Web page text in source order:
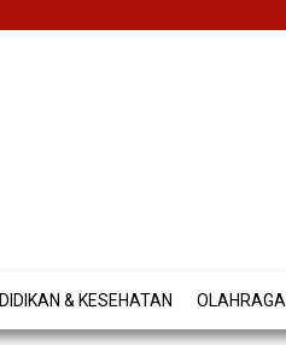
& KESEHATAN OLAHRAGA